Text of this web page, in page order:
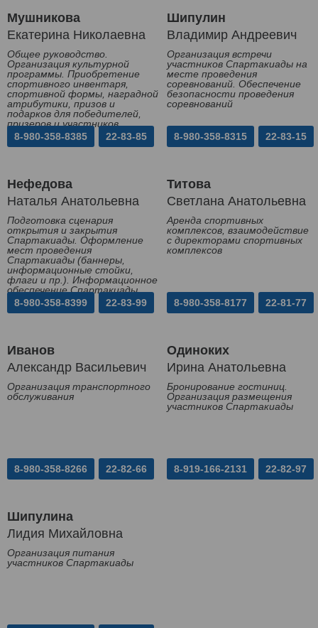
Мушникова
Екатерина Николаевна
Общее руководство.
Организация культурной
программы. Приобретение
спортивного инвентаря,
спортивной формы, наградной
атрибутики, призов и
подарков для победителей,
призеров и участников
Спартакиады
8-980-358-8385 22-83-85
Шипулин
Владимир Андреевич
Организация встречи
участников Спартакиады на
месте проведения
соревнований. Обеспечение
безопасности проведения
соревнований
8-980-358-8315 22-83-15
Нефедова
Наталья Анатольевна
Подготовка сценария
открытия и закрытия
Спартакиады. Оформление
мест проведения
Спартакиады (баннеры,
информационные стойки,
флаги и пр.). Информационное
обеспечение Спартакиады
8-980-358-8399
22-83-99
Титова
Светлана Анатольевна
Аренда спортивных
комплексов, взаимодействие
с директорами спортивных
комплексов
8-980-358-8177 22-81-77
Иванов
Александр Васильевич
Организация транспортного
обслуживания
8-980-358-8266 22-82-66
Одиноких
Ирина Анатольевна
Бронирование гостиниц.
Организация размещения
участников Спартакиады
8-919-166-2131 22-82-97
Шипулина
Лидия Михайловна
Организация питания
участников Спартакиады